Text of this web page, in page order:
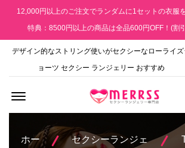
12,000円以上のご注文でランダムに1セットの衣服
特典：8500円以上の商品は全品600円OFF！(割
デザイン的なストリング使いがセクシーなローライズ
ョーツ セクシー ランジェリー おすすめ
ホー
セクシーランジェ